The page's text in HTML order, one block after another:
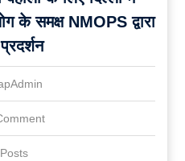
के समक्ष NMOPS द्वारा
Posts